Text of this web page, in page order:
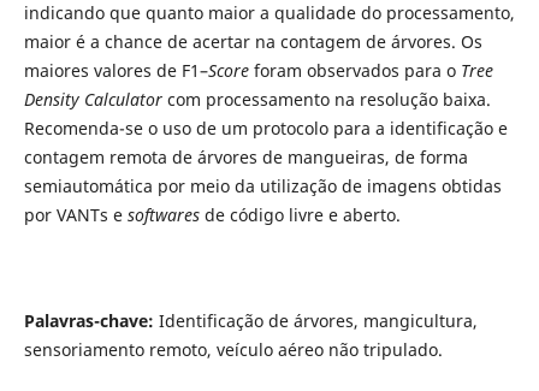
indicando que quanto maior a qualidade do processamento,
maior é a chance de acertar na contagem de árvores. Os
maiores valores de F1–Scoreforam observados para o Tree
Density Calculatorcom processamento na resolução baixa.
Recomenda-se o uso de um protocolo para a identificação e
contagem remota de árvores de mangueiras, de forma
semiautomática por meio da utilização de imagens obtidas
por VANTs e softwaresde código livre e aberto.
Palavras-chave: Identificação de árvores, mangicultura,
sensoriamento remoto, veículo aéreo não tripulado.